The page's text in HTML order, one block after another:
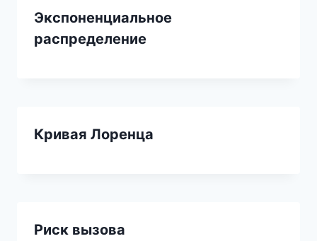
Экспоненциальное
распределение
Кривая Лоренца
Риск вызова